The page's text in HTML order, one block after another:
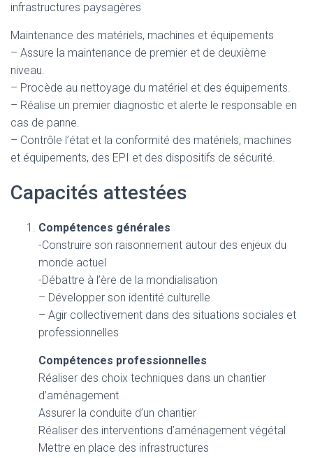
infrastructures paysagères
Maintenance des matériels, machines et équipements
– Assure la maintenance de premier et de deuxième
niveau.
– Procède au nettoyage du matériel et des équipements.
– Réalise un premier diagnostic et alerte le responsable en
cas de panne.
– Contrôle l’état et la conformité des matériels, machines
et équipements, des EPI et des dispositifs de sécurité.
Capacités attestées
Compétences générales
-Construire son raisonnement autour des enjeux du
monde actuel
-Débattre à l’ère de la mondialisation
– Développer son identité culturelle
– Agir collectivement dans des situations sociales et
professionnelles
Compétences professionnelles
Réaliser des choix techniques dans un chantier
d’aménagement
Assurer la conduite d’un chantier
Réaliser des interventions d’aménagement végétal
Mettre en place des infrastructures